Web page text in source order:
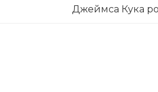
Джеймса Кука